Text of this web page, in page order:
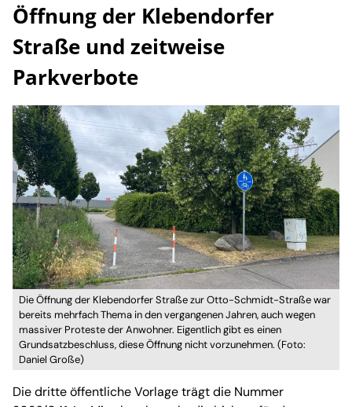
Öffnung der Klebendorfer
Straße und zeitweise
Parkverbote
Die Öffnung der Klebendorfer Straße zur Otto-Schmidt-Straße war
bereits mehrfach Thema in den vergangenen Jahren, auch wegen
massiver Proteste der Anwohner. Eigentlich gibt es einen
Grundsatzbeschluss, diese Öffnung nicht vorzunehmen. (Foto:
Daniel Große)
Die dritte öffentliche Vorlage trägt die Nummer